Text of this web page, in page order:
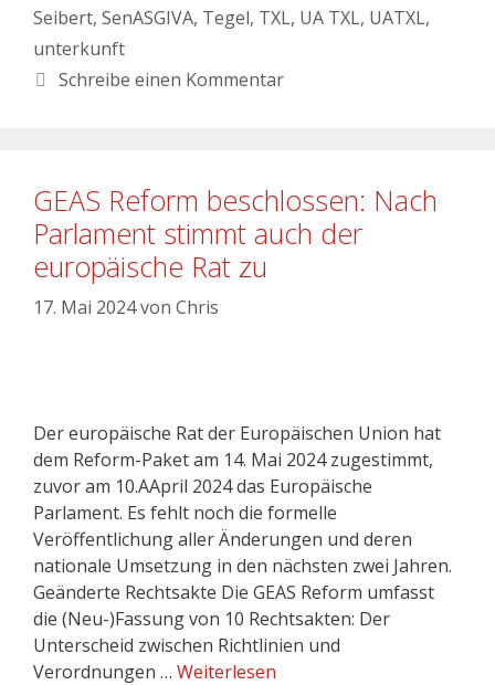
Seibert, SenASGIVA, Tegel, TXL, UA TXL, UATXL,
unterkunft
Schreibe einen Kommentar
GEAS Reform beschlossen: Nach
Parlament stimmt auch der
europäische Rat zu
17. Mai 2024von Chris
Der europäische Rat der Europäischen Union hat
dem Reform-Paket am 14. Mai 2024 zugestimmt,
zuvor am 10.AApril 2024 das Europäische
Parlament. Es fehlt noch die formelle
Veröffentlichung aller Änderungen und deren
nationale Umsetzung in den nächsten zwei Jahren.
Geänderte Rechtsakte Die GEAS Reform umfasst
die (Neu-)Fassung von 10 Rechtsakten: Der
Unterscheid zwischen Richtlinien und
Verordnungen … Weiterlesen